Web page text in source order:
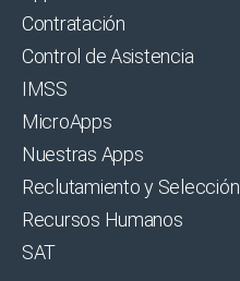
Contratación
Control de Asistencia
IMSS
MicroApps
Nuestras Apps
Reclutamiento y Selección
Recursos Humanos
SAT